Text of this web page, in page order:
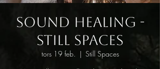
Sound Healing -
Still Spaces
tors 19 feb.
  |
Still Spaces